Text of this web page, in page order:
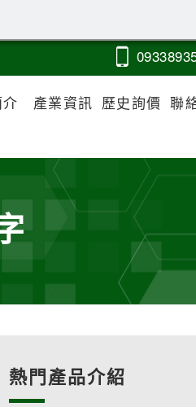
0933893
產業資訊 歷史詢價 聯
熱門產品介紹